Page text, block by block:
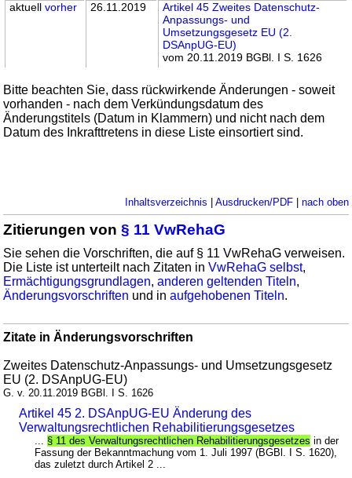
aktuellvorher 26.11.2019
Artikel 45 Zweites Datenschutz-
Anpassungs- und
Umsetzungsgesetz EU (2.
DSAnpUG-EU)
vom 20.11.2019 BGBl. I S. 1626
Bitte beachten Sie, dass rückwirkende Änderungen - soweit
vorhanden - nach dem Verkündungsdatum des
Änderungstitels (Datum in Klammern) und nicht nach dem
Datum des Inkrafttretens in diese Liste einsortiert sind.
Inhaltsverzeichnis Ausdrucken/PDF| nach oben
Zitierungen von§ 11 VwRehaG
Sie sehen die Vorschriften, die auf § 11 VwRehaG verweisen.
Die Liste ist unterteilt nach Zitaten inVwRehaG selbst,
Ermächtigungsgrundlagen,anderen geltenden Titeln,
Änderungsvorschriften und inaufgehobenen Titeln.
Zitate in Änderungsvorschriften
Zweites Datenschutz-Anpassungs- und Umsetzungsgesetz
EU (2. DSAnpUG-EU)
G. v. 20.11.2019 BGBl. I S. 1626
Artikel 45 2. DSAnpUG-EU Änderung des
Verwaltungsrechtlichen Rehabilitierungsgesetzes
... § 11 des Verwaltungsrechtlichen Rehabilitierungsgesetzes in der
Fassung der Bekanntmachung vom 1. Juli 1997 (BGBl. I S. 1620),
das zuletzt durch Artikel 2 ...